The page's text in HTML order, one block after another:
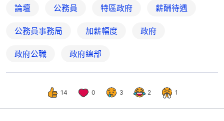
論壇 公務員 特區政府 薪酬待遇
公務員事務局 加薪幅度 政府
政府公職 政府總部
14 0 3 2 1